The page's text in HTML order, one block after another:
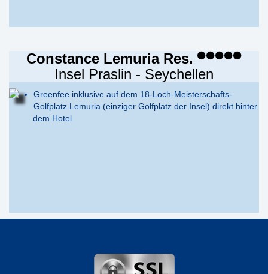
Constance Lemuria Res.
Insel Praslin - Seychellen
Greenfee inklusive auf dem 18-Loch-Meisterschafts-
Golfplatz Lemuria (einziger Golfplatz der Insel) direkt hinter
dem Hotel